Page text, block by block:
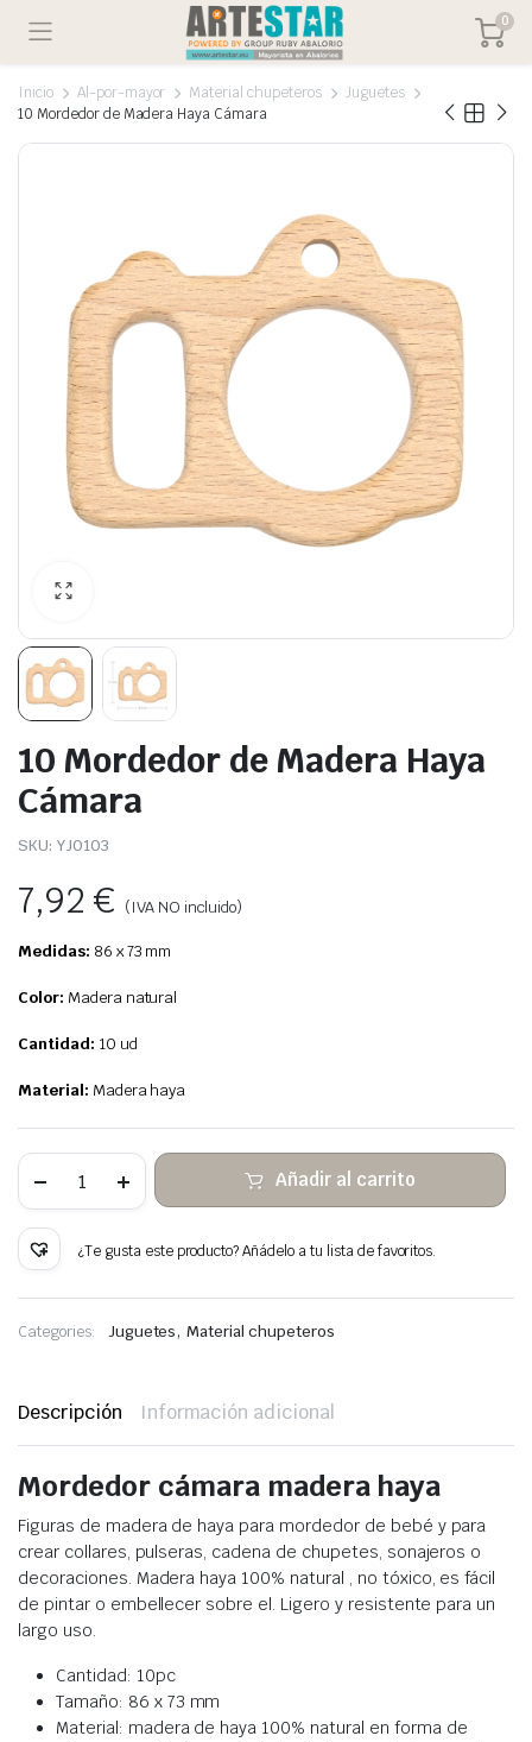
0
Inicio Al-por-mayor Material chupeteros
Juguetes
10 Mordedor de Madera Haya Cámara
10 Mordedor de Madera Haya
Cámara
SKU: YJ0103
7,92€ (IVA NO incluido)
Medidas: 86 x 73 mm
Color: Madera natural
Cantidad: 10 ud
Material: Madera haya
Mordedor
de
Haya
Cámara
Añadir al carrito
¿Te gusta este producto? Añádelo a tu lista de favoritos.
Categories: Juguetes,Material chupeteros
Descripción Información adicional
Mordedor cámara madera haya
Figuras de madera de haya para mordedor de bebé y para
crear collares, pulseras, cadena de chupetes, sonajeros o
decoraciones. Madera haya 100% natural , no tóxico, es fácil
de pintar o embellecer sobre el. Ligero y resistente para un
largo uso.
Cantidad: 10pc
Tamaño: 86 x 73 mm
Material: madera de haya 100% natural en forma de